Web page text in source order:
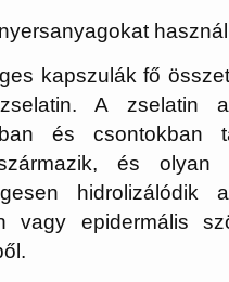
kapszulák fő
A zselatin
és csontokban
és olyan
hidrolizálódik
vagy epidermális